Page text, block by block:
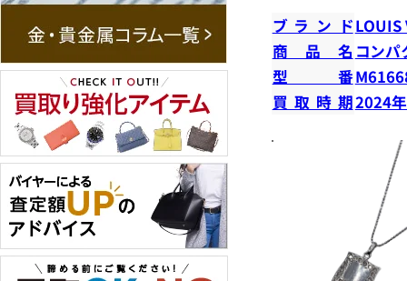
ブランドLOUIS
商品名 コンパ
型番
買取時期2024